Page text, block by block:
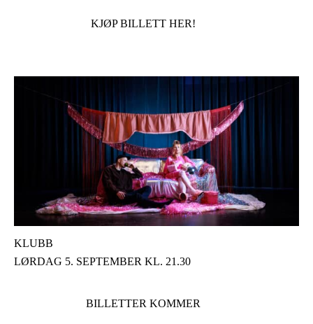
KJØP BILLETT HER!
KLUBB
LØRDAG 5. SEPTEMBER KL. 21.30
BILLETTER KOMMER